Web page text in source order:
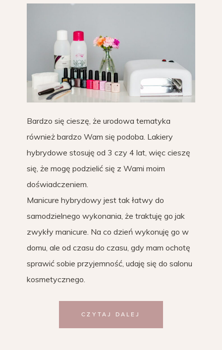
Bardzo się cieszę, że urodowa tematyka
również bardzo Wam się podoba. Lakiery
hybrydowe stosuję od 3 czy 4 lat, więc cieszę
się, że mogę podzielić się z Wami moim
doświadczeniem.
Manicure hybrydowy jest tak łatwy do
samodzielnego wykonania, że traktuję go jak
zwykły manicure. Na co dzień wykonuję go w
domu, ale od czasu do czasu, gdy mam ochotę
sprawić sobie przyjemność, udaję się do salonu
kosmetycznego.
CZYTAJ DALEJ